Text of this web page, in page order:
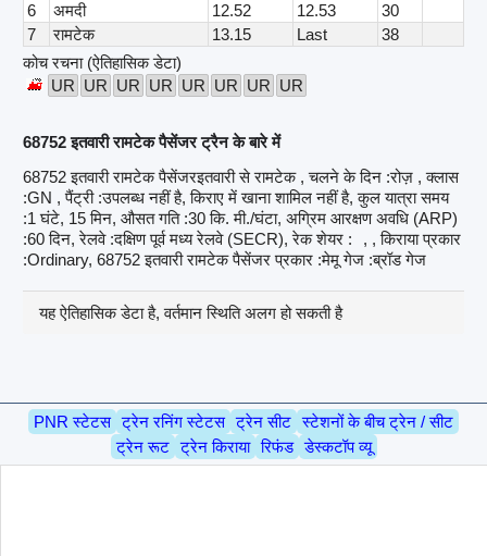
6
अमदी 12.52 12.53
30
7
रामटेक 13.15 Last
38
कोच रचना (ऐतिहासिक डेटा)
UR UR UR UR UR UR UR UR
68752 इतवारी रामटेक पैसेंजर ट्रैन के बारे में
68752 इतवारी रामटेक पैसेंजरइतवारी से रामटेक , चलने के दिन :रोज़ , क्लास
:GN , पैंट्री :उपलब्ध नहीं है, किराए में खाना शामिल नहीं है, कुल यात्रा समय
:1 घंटे, 15 मिन, औसत गति :30 कि. मी./घंटा, अग्रिम आरक्षण अवधि (ARP)
:60 दिन, रेलवे :दक्षिण पूर्व मध्य रेलवे (SECR), रेक शेयर :
, , किराया प्रकार
:Ordinary, 68752 इतवारी रामटेक पैसेंजर प्रकार :मेमू गेज :ब्रॉड गेज
यह ऐतिहासिक डेटा है, वर्तमान स्थिति अलग हो सकती है
PNR स्टेटस ट्रेन रनिंग स्टेटस ट्रेन सीट स्टेशनों के बीच ट्रेन / सीट
ट्रेन रूट ट्रेन किराया रिफंड डेस्कटॉप व्यू